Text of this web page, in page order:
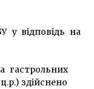
у відповідь на
гастрольних
здійснено